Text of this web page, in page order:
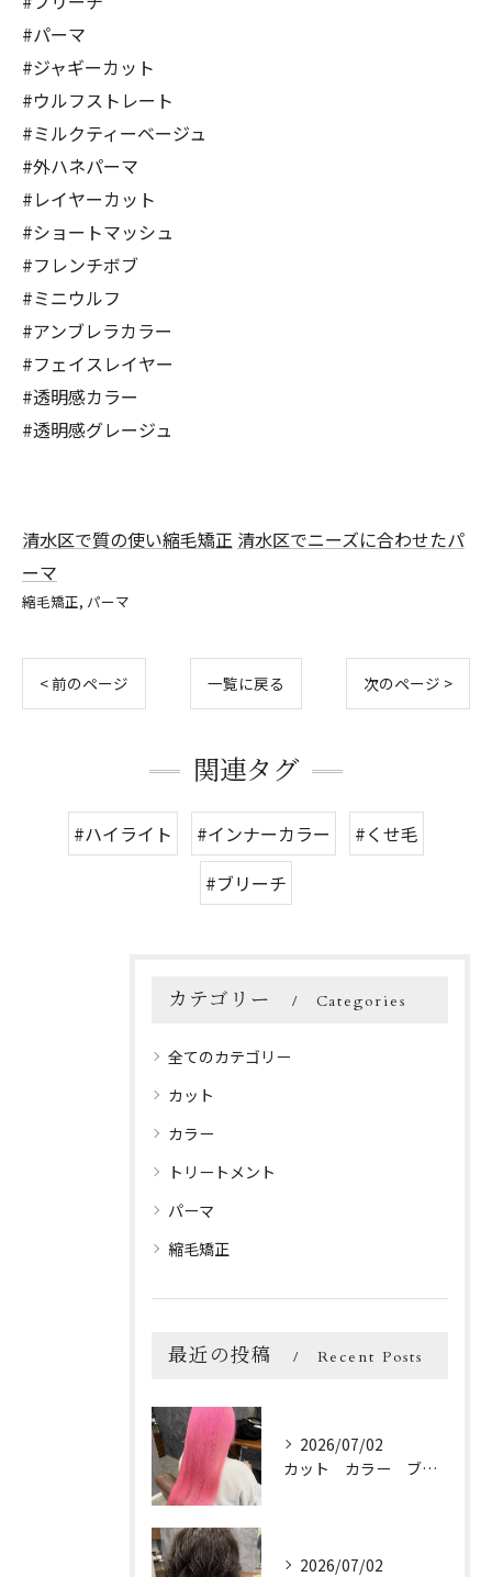
#パーマ
#ジャギーカット
#ウルフストレート
#ミルクティーベージュ
#外ハネパーマ
#レイヤーカット
#ショートマッシュ
#フレンチボブ
#ミニウルフ
#アンブレラカラー
#フェイスレイヤー
#透明感カラー
#透明感グレージュ
清水区で質の使い縮毛矯正 清水区でニーズに合わせたパ
ーマ
縮毛矯正 パーマ
< 前のページ 一覧に戻る 次のページ >
関連タグ
#ハイライト #インナーカラー
#くせ毛
#ブリーチ
カテゴリー Categories
全てのカテゴリー
カット
カラー
トリートメント
パーマ
縮毛矯正
最近の投稿 Recent Posts
2026/07/02
カット カラー ブリーチ トリートメント
2026/07/02